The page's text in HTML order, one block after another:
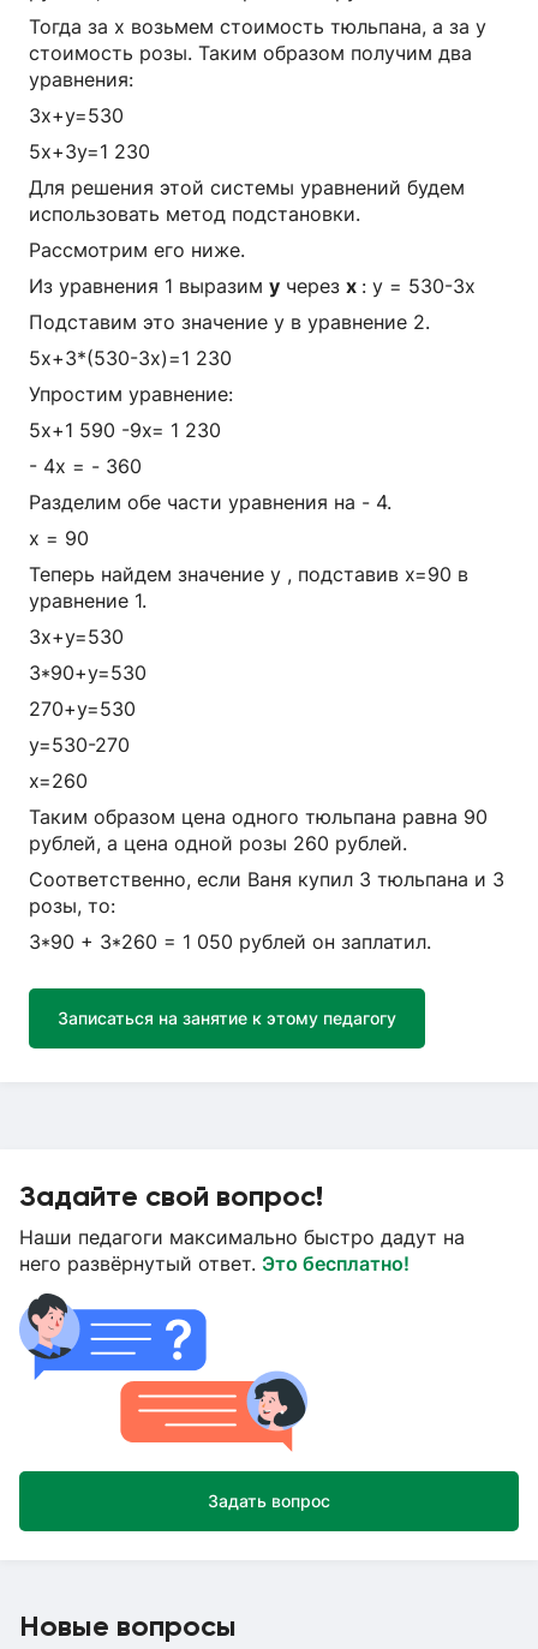
Тогда за х возьмем стоимость тюльпана, а за у
стоимость розы. Таким образом получим два
уравнения:
3х+у=530
5х+3у=1 230
Для решения этой системы уравнений будем
использовать метод подстановки.
Рассмотрим его ниже.
Из уравнения 1 выразим у через х : у = 530-3х
Подставим это значение у в уравнение 2.
5х+3*(530-3х)=1 230
Упростим уравнение:
5х+1 590 -9х= 1 230
- 4х = - 360
Разделим обе части уравнения на - 4.
х = 90
Теперь найдем значение у , подставив х=90 в
уравнение 1.
3х+у=530
3*90+у=530
270+у=530
у=530-270
х=260
Таким образом цена одного тюльпана равна 90
рублей, а цена одной розы 260 рублей.
Соответственно, если Ваня купил 3 тюльпана и 3
розы, то:
3*90 + 3*260 = 1 050 рублей он заплатил.
Записаться на занятие к этому педагогу
Задайте свой вопрос!
Наши педагоги максимально быстро дадут на
него развёрнутый ответ. Это бесплатно!
Задать вопрос
Новые вопросы